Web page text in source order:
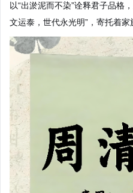
以“出淤泥而不染”诠释君子品格
文运泰，世代永光明”，寄托着家